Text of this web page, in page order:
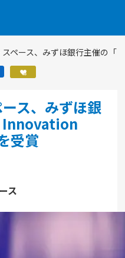
スペース、みずほ銀行主催の
ス、みずほ銀
Innovation
受賞
ス